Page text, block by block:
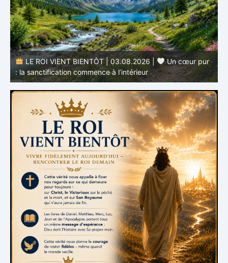
LE ROI VIENT BIENTÔT | 03.08.2026 |
Un cœur pur
: la sanctification commence à l’intérieur